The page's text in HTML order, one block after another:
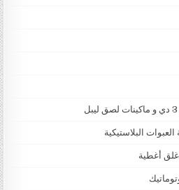
البلاستيكية
أغطية